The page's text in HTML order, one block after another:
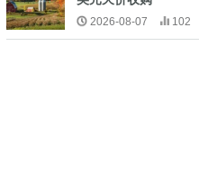
2026-08-07 102